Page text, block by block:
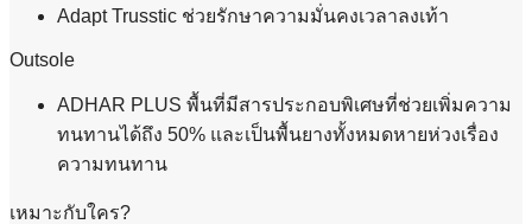
Adapt Trusstic ช่วยรักษาความมั่นคงเวลาลงเท้า
Outsole
ADHAR PLUS พื้นที่มีสารประกอบพิเศษที่ช่วยเพิ่มความ
ทนทานได้ถึง 50% และเป็นพื้นยางทั้งหมดหายห่วงเรื่อง
ความทนทาน
เหมาะกับใคร?